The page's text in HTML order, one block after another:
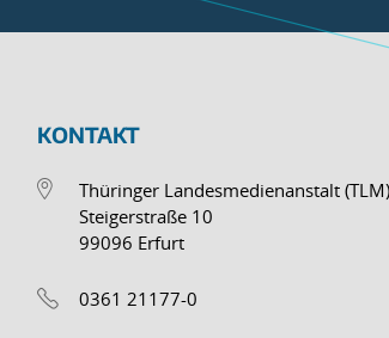
KONTAKT
Thüringer Landesmedienanstalt (TLM)
Steigerstraße 10
99096 Erfurt
0361 21177-0